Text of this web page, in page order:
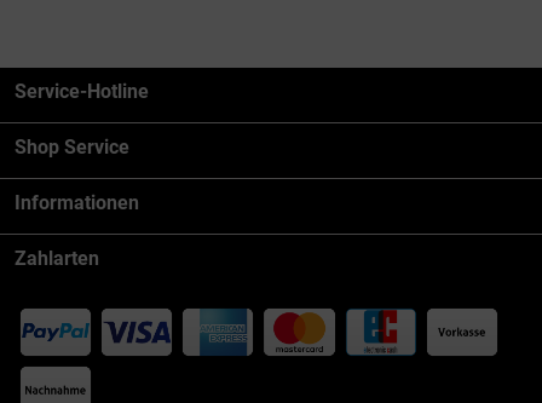
Service-Hotline
Shop Service
Informationen
Zahlarten